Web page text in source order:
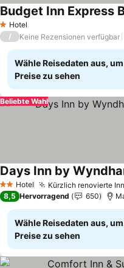
1 Sterne
Hotel
Budget Inn Express
/ Keine Rezensionen verfügbar
Wähle Reisedaten aus,
Preise zu sehen
Beliebte Wahl
2 Sterne
Hotel Kürzlich renovierte
Preise sehen
8,5 Hervorragend 650
Wähle Reisedaten aus,
Preise zu sehen